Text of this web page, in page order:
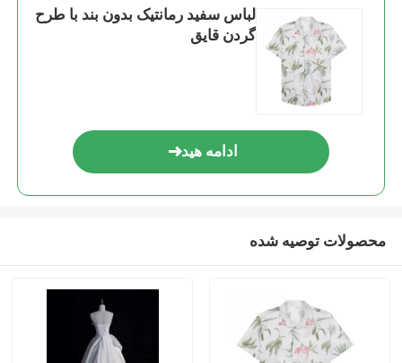
لباس سفید رمانتیک بدون بند با طرح
گردن قایق
ادامه هید
محصولات توصیه شده